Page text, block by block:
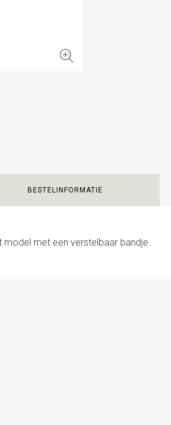
BESTELINFORMATIE
model met een verstelbaar bandje.